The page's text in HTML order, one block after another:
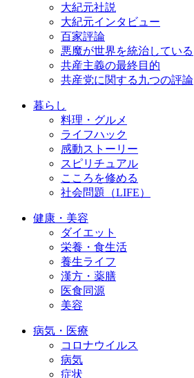
大紀元社説
大紀元インタビュー
百家評論
悪魔が世界を統治している
共産主義の最終目的
共産党に関する九つの評論
暮らし
料理・グルメ
ライフハック
感動ストーリー
スピリチュアル
こころを修める
社会問題（LIFE）
健康・美容
ダイエット
栄養・食生活
養生ライフ
漢方・薬膳
医食同源
美容
病気・医療
コロナウイルス
病気
症状